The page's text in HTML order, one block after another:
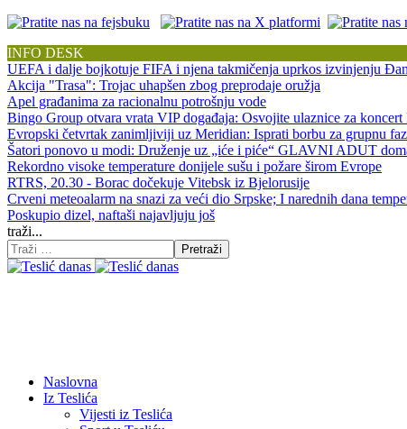
INFO DESK
UEFA i dalje bojkotuje FIFA i njena takmičenja uprkos izvinjenju
Akcija "Trasa": Trojac uhapšen zbog preprodaje oružja
Apel građanima za racionalnu potrošnju vode
Bingo Group otvara vrata VIP događaja: Osvojite ulaznice za koncert
Evropski četvrtak zanimljiviji uz Meridian: Isprati borbu za grupnu
Šatori ponovo u modi: Druženje uz „iće i piće“ GLAVNI ADUT
Rekordno visoke temperature donijele sušu i požare širom Evrope
RTRS, 20.30 - Borac dočekuje Vitebsk iz Bjelorusije
Crveni meteoalarm na snazi za veći dio Srpske; I narednih dana
Poskupio dizel, naftaši najavljuju još
traži...
Pretraži
Naslovna
Iz Teslića
Vijesti iz Teslića